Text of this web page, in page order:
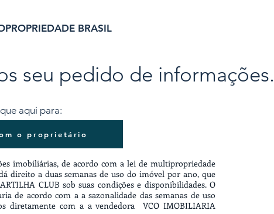
seu pedido de informações.
BRASIL
aqui para:
o proprietário
imobiliárias, de acordo com a lei de multipropriedade
direito a duas semanas de uso do imóvel por ano, que
CLUB sob suas condições e disponibilidades. O
de acordo com a a sazonalidade das semanas de uso
diretamente com a a vendedora VCO IMOBILIARIA